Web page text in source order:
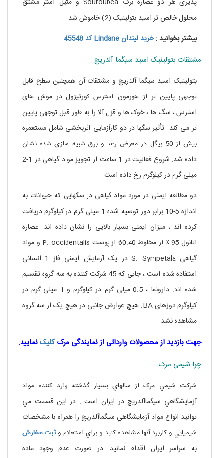
پذیری هر دو عصاره برگ Souroubea و متیل استر مشتق
محلول خالص تر اسید بتولینیک (2) خاموش شد.
بیشتر بخوانید :خرید لیندان Lindane کد 45548
مشتقات بتولینیک اسید سیگما آلدریچ
بتولینیک اسید سیگما آلدریچ و مشتقات آن همچنین سطح قابل
توجهی پایین تر از هورمون استرس کورتیزول در موش های
استرس ، سگ ها ، خوک ها و قزل آلا را به طور قابل توجهی پایین
تر می کند. تأثیر سگها در دو کارآزمایی اثربخشی شامل مستعمره
بیش از 50 بیگل در معرض رعد و برق شبیه سازی شده نشان
داده شد. شروع فعالیت در 1 ساعت از تجویز مواد گیاهی در 1-2
میلی گرم در کیلوگرم رخ داده است.
دو مطالعه ایمنی در مورد مواد گیاهی در سگهایی که حیوانات به
اندازه 5-10 برابر دوز توصیه شده 1 میلی گرم در کیلوگرم دریافت
کرده اند ، میزان ایمنی بسیار بالایی را نشان داده اند. عصاره
اتانول 95 ٪ از مخلوط 60:40 از پوست P. occidentalis و مواد
گیاهی S. Sympetala در یک آزمایش ایمنی فاز 1 انسانی
استفاده شده است ، جایی که 45 شرکت کننده به سه گروه تقسیم
شده اند: دارونما ، 0.5 میلی گرم در کیلوگرم و 1 میلی گرم در
کیلوگرم دوزهای BA. هیچ عوارض جانبی در هیچ یک از سه گروه
مشاهده نشد.
جهت بازدید از محصولات وارداتی از نمایندگی مرککلیکنمایید.
چرا شیمی مرک
شرکت شيمي مرک از سالهاي بسيار گذشته وارد کننده مواد
آزمايشگاهي سيگماآلدريچ در ايران است . در اين قسمت مي
توانيد انواع مواد آزمايشگاهي سيگماآلدريچ را همراه با مشخصات
شيميايي و کاربرد آنها مشاهده کنيد و براي استعلام وثبتسفارش
به سراسر ايران اقدام نمائيد. در صورت عدم وجود ماده